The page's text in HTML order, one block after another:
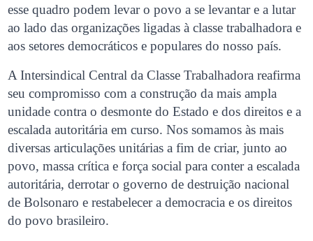
esse quadro podem levar o povo a se levantar e a lutar
ao lado das organizações ligadas à classe trabalhadora e
aos setores democráticos e populares do nosso país.
A Intersindical Central da Classe Trabalhadora reafirma
seu compromisso com a construção da mais ampla
unidade contra o desmonte do Estado e dos direitos e a
escalada autoritária em curso. Nos somamos às mais
diversas articulações unitárias a fim de criar, junto ao
povo, massa crítica e força social para conter a escalada
autoritária, derrotar o governo de destruição nacional
de Bolsonaro e restabelecer a democracia e os direitos
do povo brasileiro.